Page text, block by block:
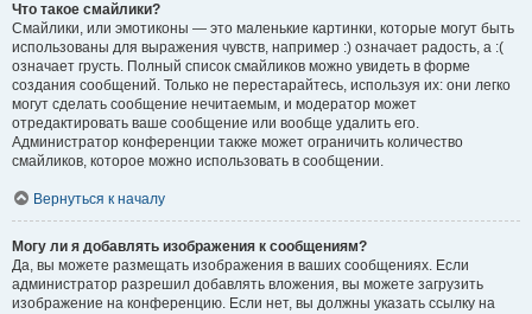
Что такое смайлики?
Смайлики, или эмотиконы — это маленькие картинки, которые могут быть
использованы для выражения чувств, например :) означает радость, а :(
означает грусть. Полный список смайликов можно увидеть в форме
создания сообщений. Только не перестарайтесь, используя их: они легко
могут сделать сообщение нечитаемым, и модератор может
отредактировать ваше сообщение или вообще удалить его.
Администратор конференции также может ограничить количество
смайликов, которое можно использовать в сообщении.
Вернуться к началу
Могу ли я добавлять изображения к сообщениям?
Да, вы можете размещать изображения в ваших сообщениях. Если
администратор разрешил добавлять вложения, вы можете загрузить
изображение на конференцию. Если нет, вы должны указать ссылку на